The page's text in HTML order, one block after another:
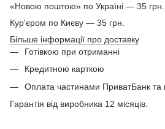
«Новою поштою» по Україні — 35 грн.
Кур'єром по Києву — 35 грн.
Більше інформації про доставку
Готівкою при отриманні
Кредитною карткою
Оплата частинами ПриватБанк та
Гарантія від виробника 12 місяців.